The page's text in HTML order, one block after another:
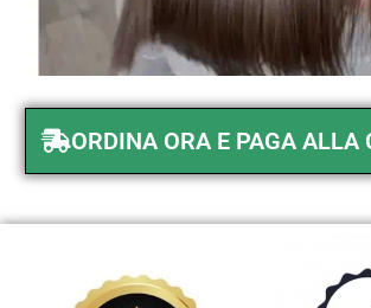
ORDINA ORA E PAGA ALLA